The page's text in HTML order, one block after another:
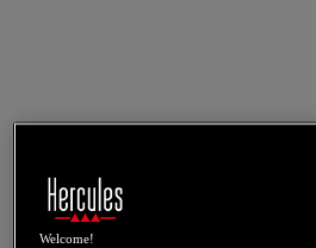
Welcome!